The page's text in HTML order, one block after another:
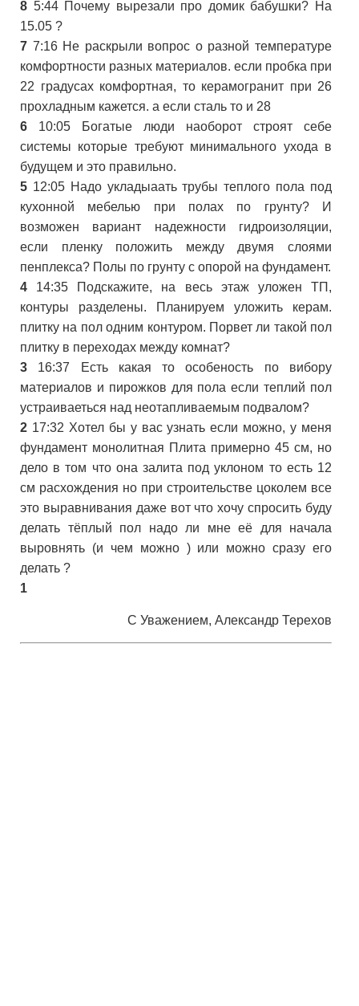
8 5:44 Почему вырезали про домик бабушки? На
15.05 ?
7 7:16 Не раскрыли вопрос о разной температуре
комфортности разных материалов. если пробка при
22 градусах комфортная​, то керамогранит при 26
прохладным кажется. а если сталь то и 28
6 10:05 Богатые люди наоборот строят себе
системы которые требуют минимального ухода в
будущем и это правильно.
5 12:05 Надо укладыаать трубы теплого пола под
кухонной мебелью при полах по грунту? И
возможен вариант надежности гидроизоляции,
если пленку положить между двумя слоями
пенплекса? Полы по грунту с опорой на фундамент.
4 14:35 Подскажите, на весь этаж уложен ТП,
контуры разделены. Планируем уложить керам.
плитку на пол одним контуром. Порвет ли такой пол
плитку в переходах между комнат?
3 16:37 Есть какая то особеность по вибору
материалов и пирожков для пола если теплий пол
устраиваеться над неотапливаемым подвалом?
2 17:32 Хотел бы у вас узнать если можно, у меня
фундамент монолитная Плита примерно 45 см, но
дело в том что она залита под уклоном то есть 12
см расхождения но при строительстве цоколем все
это выравнивания даже вот что хочу спросить буду
делать тёплый пол надо ли мне её для начала
выровнять (и чем можно ) или можно сразу его
делать ?
1
С Уважением, Александр Терехов